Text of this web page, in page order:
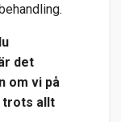
det
om vi på
trots allt